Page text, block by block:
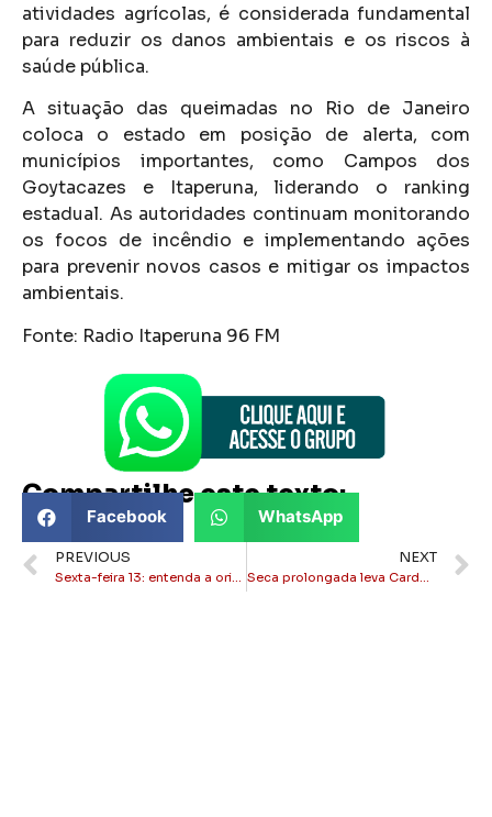
atividades agrícolas, é considerada fundamental
para reduzir os danos ambientais e os riscos à
saúde pública.
A situação das queimadas no Rio de Janeiro
coloca o estado em posição de alerta, com
municípios importantes, como Campos dos
Goytacazes e Itaperuna, liderando o ranking
estadual. As autoridades continuam monitorando
os focos de incêndio e implementando ações
para prevenir novos casos e mitigar os impactos
ambientais.
Fonte: Radio Itaperuna 96 FM
Compartilhe este texto:
Facebook WhatsApp
PREVIOUS NEXT